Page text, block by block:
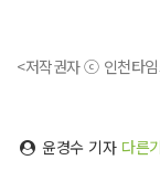
<저작권자 ⓒ 인천타
윤경수 기자 다른